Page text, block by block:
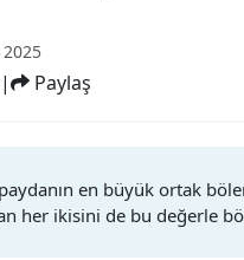
| Paylaş
en büyük ortak
her ikisini de bu değerle